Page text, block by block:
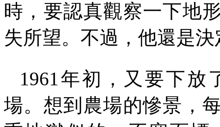
時，要認真觀察一下地
失所望。不過，他還是
1961年初，又要下放
場。想到農場的慘景，